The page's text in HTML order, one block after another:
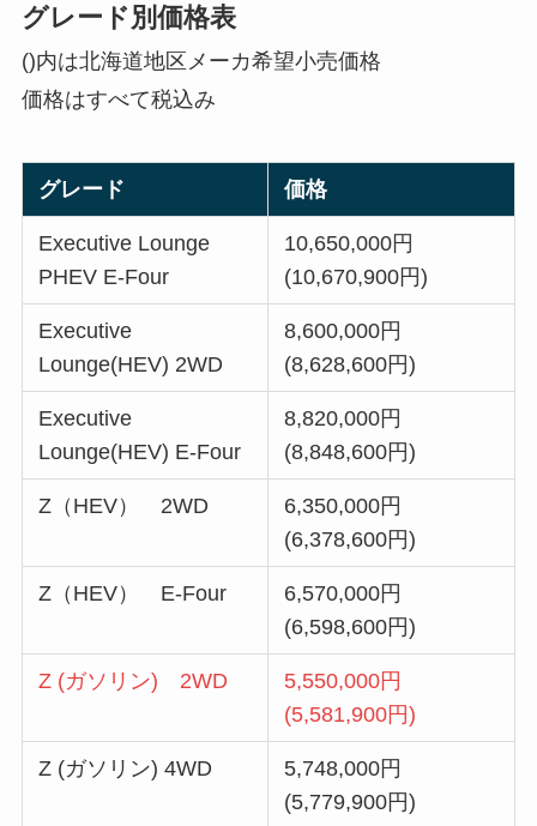
グレード別価格表
()内は北海道地区メーカ希望小売価格
価格はすべて税込み
グレード 価格
Executive Lounge
PHEV E-Four
10,650,000円
(10,670,900円)
Executive
Lounge(HEV) 2WD
8,600,000円
(8,628,600円)
Executive
Lounge(HEV) E-Four
8,820,000円
(8,848,600円)
Z（HEV） 2WD
6,350,000円
(6,378,600円)
Z（HEV） E-Four
6,570,000円
(6,598,600円)
Z (ガソリン) 2WD
5,550,000円
(5,581,900円)
Z (ガソリン) 4WD
5,748,000円
(5,779,900円)